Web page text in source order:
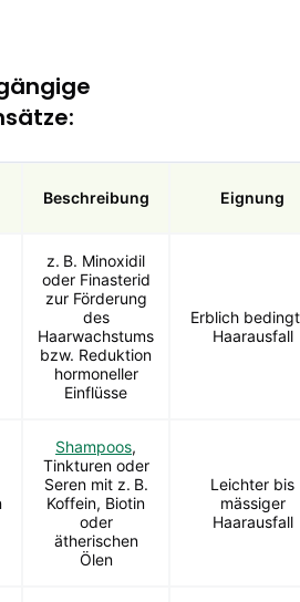
Beschreibung Eignung
z. B. Minoxidil
oder Finasterid
zur Förderung
des
Haarwachstums
bzw. Reduktion
hormoneller
Einflüsse
Erblich
Haarausfall
Shampoos,
Tinkturen oder
Seren mit z. B.
Koffein, Biotin
oder
ätherischen
Ölen
Leichter bis
mässiger
Haarausfall